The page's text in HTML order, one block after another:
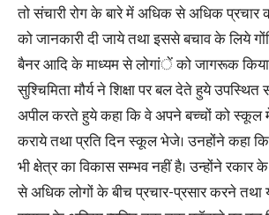
तो संचारी रोग के बारे में अधिक से अधिक प्रचार
को जानकारी दी जाये तथा इससे बचाव के लिये
बैनर आदि के माध्यम से लोगांें को जागरूक किया
सुश्चिमिता मौर्य ने शिक्षा पर बल देते हुये
अपील करते हुये कहा कि वे अपने बच्चों को स्कूल
कराये तथा प्रति दिन स्कूल भेजे। उनहोंने कहा कि
भी क्षेत्र का विकास सम्भव नहीं है। उन्होंने
से अधिक लोगों के बीच प्रचार-प्रसार करने